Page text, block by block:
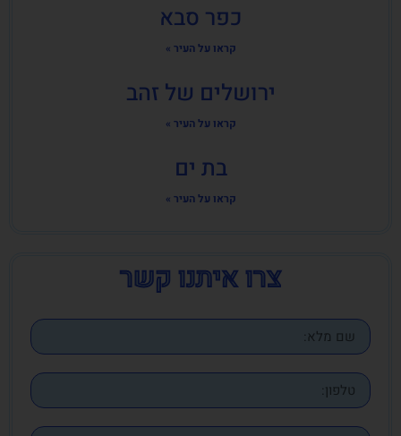
כפר סבא
קראו על העיר »
ירושלים של זהב
קראו על העיר »
בת ים
קראו על העיר »
צרו איתנו קשר